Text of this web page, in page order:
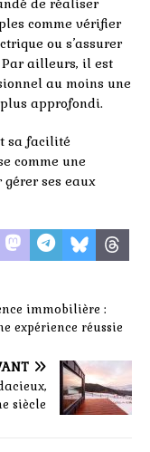
de réaliser
comme vérifier
ou s’assurer
Par ailleurs, il est
au moins une
approfondi.
sa facilité
comme une
ses eaux
immobilière :
expérience réussie
siècle